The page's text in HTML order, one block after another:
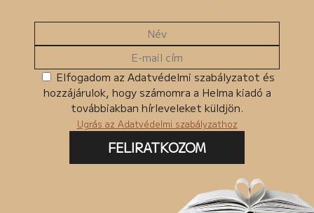
MKMT könyv
Ingyenes termékek
Csomagban szerepel
Elfogadom az Adatvédelmi szabályzatot és
hozzájárulok, hogy számomra a Helma kiadó a
továbbiakban hírleveleket küldjön.
Ugrás az Adatvédelmi szabályzathoz
FELIRATKOZOM